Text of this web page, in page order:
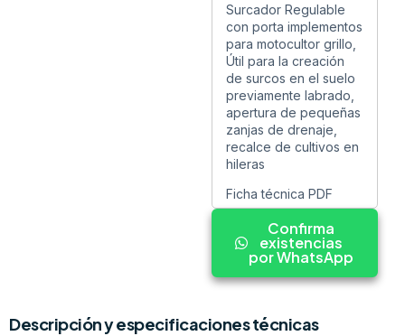
Surcador Regulable
con porta implementos
para motocultor grillo,
Útil para la creación
de surcos en el suelo
previamente labrado,
apertura de pequeñas
zanjas de drenaje,
recalce de cultivos en
hileras
Ficha técnica PDF
Confirma
existencias
por WhatsApp
Descripción y especificaciones técnicas